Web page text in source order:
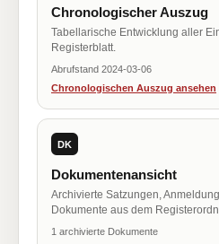
Chronologischer Auszug
Tabellarische Entwicklung aller
Registerblatt.
Abrufstand 2024-03-06
Chronologischen Auszug ansehen
DK
Dokumentenansicht
Archivierte Satzungen,
Dokumente aus dem
1 archivierte Dokumente